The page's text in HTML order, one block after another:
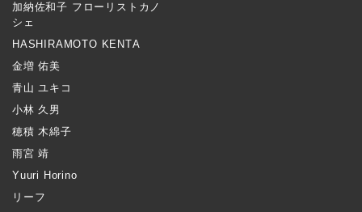
加納佐和子 フローリストカノ
シェ
HASHIRAMOTO KENTA
金増 佑美
青山 ユキコ
小林 久男
穂積 木綿子
雨宮 靖
Yuuri Horino
リーフ